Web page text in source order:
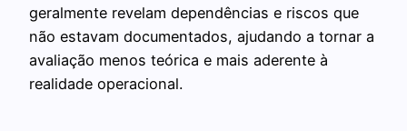
geralmente revelam dependências e riscos que
não estavam documentados, ajudando a tornar a
avaliação menos teórica e mais aderente à
realidade operacional.